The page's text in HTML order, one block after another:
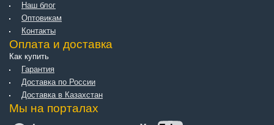
Наш блог
Оптовикам
Контакты
Оплата и доставка
Как купить
Гарантия
Доставка по России
Доставка в Казахстан
Мы на порталах